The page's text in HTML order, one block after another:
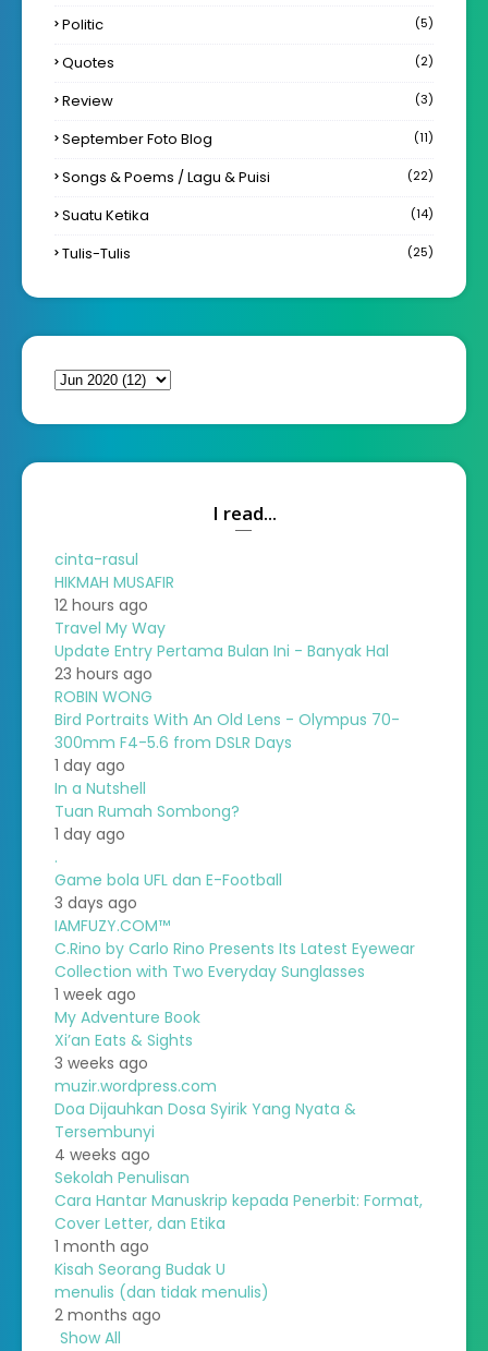
Politic (5)
Quotes (2)
Review (3)
September Foto Blog (11)
Songs & Poems / Lagu & Puisi (22)
Suatu Ketika (14)
Tulis-Tulis (25)
I read...
cinta-rasul
HIKMAH MUSAFIR
12 hours ago
Travel My Way
Update Entry Pertama Bulan Ini - Banyak Hal
23 hours ago
ROBIN WONG
Bird Portraits With An Old Lens - Olympus 70-
300mm F4-5.6 from DSLR Days
1 day ago
In a Nutshell
Tuan Rumah Sombong?
1 day ago
.
Game bola UFL dan E-Football
3 days ago
IAMFUZY.COM™
C.Rino by Carlo Rino Presents Its Latest Eyewear
Collection with Two Everyday Sunglasses
1 week ago
My Adventure Book
Xi’an Eats & Sights
3 weeks ago
muzir.wordpress.com
Doa Dijauhkan Dosa Syirik Yang Nyata &
Tersembunyi
4 weeks ago
Sekolah Penulisan
Cara Hantar Manuskrip kepada Penerbit: Format,
Cover Letter, dan Etika
1 month ago
Kisah Seorang Budak U
menulis (dan tidak menulis)
2 months ago
Show All